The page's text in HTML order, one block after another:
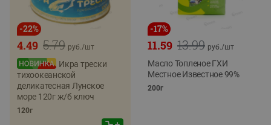
-22%
5.79
4.49 руб./шт
Икра трески
тихоокеанской
деликатесная Лунское
море 120г ж/б ключ
120г
-17%
13.99
11.59 руб./шт
Масло Топленое ГХИ
Местное Известное 99%
200г